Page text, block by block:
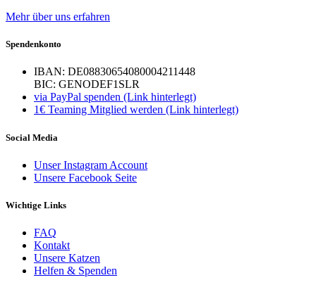
Mehr über uns erfahren
Spendenkonto
IBAN: DE08830654080004211448
BIC: GENODEF1SLR
via PayPal spenden (Link hinterlegt)
1€ Teaming Mitglied werden (Link hinterlegt)
Social Media
Unser Instagram Account
Unsere Facebook Seite
Wichtige Links
FAQ
Kontakt
Unsere Katzen
Helfen & Spenden